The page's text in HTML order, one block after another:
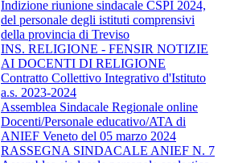
Indizione riunione sindacale CSPI 2024,
del personale degli istituti comprensivi
della provincia di Treviso
INS. RELIGIONE - FENSIR NOTIZIE
AI DOCENTI DI RELIGIONE
Contratto Collettivo Integrativo d'Istituto
a.s. 2023-2024
Assemblea Sindacale Regionale online
Docenti/Personale educativo/ATA di
ANIEF Veneto del 05 marzo 2024
RASSEGNA SINDACALE ANIEF N. 7